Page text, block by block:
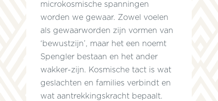
microkosmische spanningen
worden we gewaar. Zowel voelen
als gewaarworden zijn vormen van
‘bewustzijn’, maar het een noemt
Spengler bestaan en het ander
wakker-zijn. Kosmische tact is wat
geslachten en families verbindt en
wat aantrekkingskracht bepaalt.